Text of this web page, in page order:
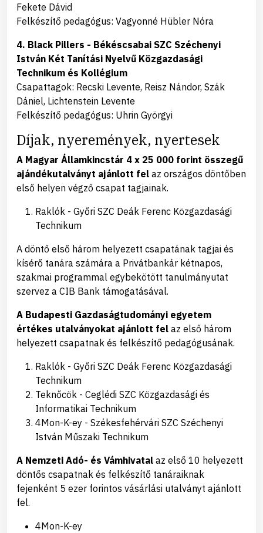
Fekete Dávid
Felkészítő pedagógus: Vagyonné Hübler Nóra
4. Black Pillers - Békéscsabai SZC Széchenyi
István Két Tanítási Nyelvű Közgazdasági
Technikum és Kollégium
Csapattagok: Recski Levente, Reisz Nándor, Szák
Dániel, Lichtenstein Levente
Felkészítő pedagógus: Uhrin Györgyi
Díjak, nyeremények, nyertesek
A Magyar Államkincstár 4 x 25 000 forint összegű
ajándékutalványt ajánlott fel az országos döntőben
első helyen végző csapat tagjainak.
Raklók - Győri SZC Deák Ferenc Közgazdasági
Technikum
A döntő első három helyezett csapatának tagjai és
kísérő tanára számára a Privátbankár kétnapos,
szakmai programmal egybekötött tanulmányutat
szervez a CIB Bank támogatásával.
A Budapesti Gazdaságtudományi egyetem
értékes utalványokat ajánlott fel az első három
helyezett csapatnak és felkészítő pedagógusának.
Raklók - Győri SZC Deák Ferenc Közgazdasági
Technikum
Teknőcök - Ceglédi SZC Közgazdasági és
Informatikai Technikum
4Mon-K-ey - Székesfehérvári SZC Széchenyi
István Műszaki Technikum
A Nemzeti Adó- és Vámhivatal az első 10 helyezett
döntős csapatnak és felkészítő tanáraiknak
fejenként 5 ezer forintos vásárlási utalványt ajánlott
fel.
4Mon-K-ey